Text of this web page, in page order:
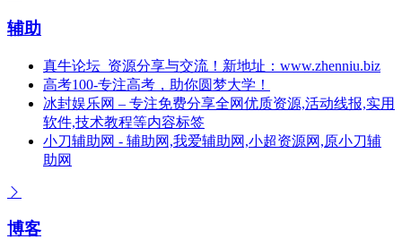
辅助
真牛论坛_资源分享与交流！新地址：www.zhenniu.biz
高考100-专注高考，助你圆梦大学！
冰封娱乐网 – 专注免费分享全网优质资源,活动线报,实用
软件,技术教程等内容标签
小刀辅助网 - 辅助网,我爱辅助网,小超资源网,原小刀辅
助网
博客